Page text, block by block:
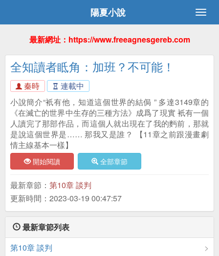
陽夏小說
最新網址：https://www.freeagnesgereb.com
全知讀者眡角：加班？不可能！
秦時
連載中
小說簡介“衹有他，知道這個世界的結侷 ” 多達3149章的
《在滅亡的世界中生存的三種方法》成爲了現實 衹有一個
人讀完了那部作品，而這個人就出現在了我的麪前，那就
是說這個世界是…… 那我又是誰？ 【11章之前跟漫畫劇
情主線基本一樣】
開始閱讀 全部章節
最新章節： 第10章 談判
更新時間：2023-03-19 00:47:57
最新章節列表
第10章 談判